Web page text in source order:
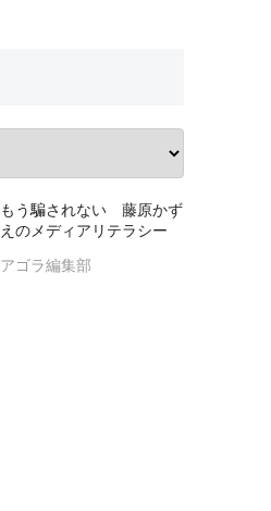
もう騙されない 藤原かず
えのメディアリテラシー
アゴラ編集部